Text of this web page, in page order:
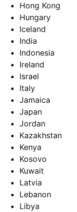
Hong Kong
Hungary
Iceland
India
Indonesia
Ireland
Israel
Italy
Jamaica
Japan
Jordan
Kazakhstan
Kenya
Kosovo
Kuwait
Latvia
Lebanon
Libya